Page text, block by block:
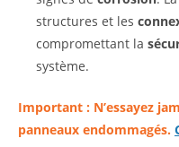
structures et les
compromettant la
système.
Important : N’essayez
panneaux endommagés.